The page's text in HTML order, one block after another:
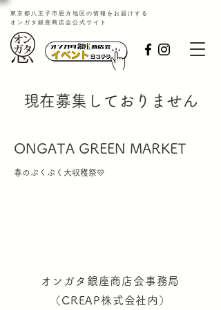
​東京都八王子市恩方地区の情報をお届けする
オンガタ銀座商店会公式サイト
現在募集しておりません
ONGATA GREEN MARKET
春のぷくぷく大収穫祭💛
オンガタ銀座商店会事務局
（CREAP株式会社内）